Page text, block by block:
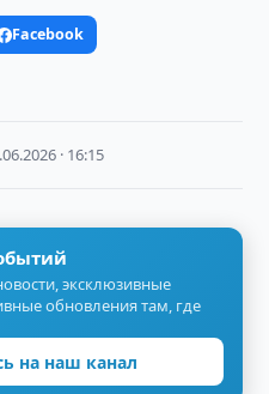
Facebook
· 16:15
эксклюзивные
обновления там, где
на наш канал